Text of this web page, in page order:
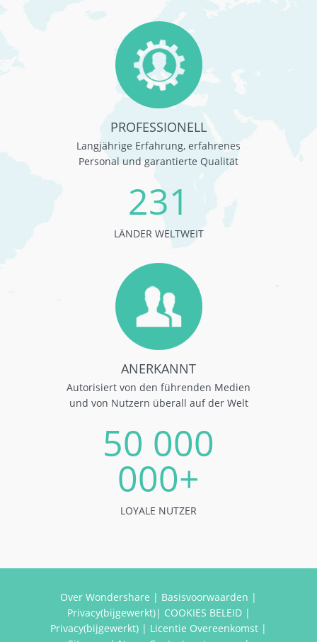
PROFESSIONELL
Langjährige Erfahrung, erfahrenes
Personal und garantierte Qualität
231
LÄNDER WELTWEIT
ANERKANNT
Autorisiert von den führenden Medien
und von Nutzern überall auf der Welt
50 000
000+
LOYALE NUTZER
Over Wondershare | Basisvoorwaarden |
Privacy(bijgewerkt)| COOKIES BELEID |
Privacy(bijgewerkt) | Licentie Overeenkomst |